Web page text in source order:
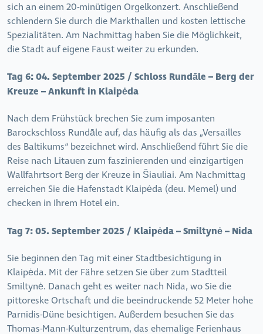
sich an einem 20-minütigen Orgelkonzert. Anschließend
schlendern Sie durch die Markthallen und kosten lettische
Spezialitäten. Am Nachmittag haben Sie die Möglichkeit,
die Stadt auf eigene Faust weiter zu erkunden.
Tag 6:04. September 2025 / Schloss Rundāle – Berg der
Kreuze – Ankunft in Klaipėda
Nach dem Frühstück brechen Sie zum imposanten
Barockschloss Rundāle auf, das häufig als das „Versailles
des Baltikums“ bezeichnet wird. Anschließend führt Sie die
Reise nach Litauen zum faszinierenden und einzigartigen
Wallfahrtsort Berg der Kreuze in Šiauliai. Am Nachmittag
erreichen Sie die Hafenstadt Klaipėda (deu. Memel) und
checken in Ihrem Hotel ein.
Tag 7:05. September 2025 / Klaipėda – Smiltynė – Nida
Sie beginnen den Tag mit einer Stadtbesichtigung in
Klaipėda. Mit der Fähre setzen Sie über zum Stadtteil
Smiltynė. Danach geht es weiter nach Nida, wo Sie die
pittoreske Ortschaft und die beeindruckende 52 Meter hohe
Parnidis-Düne besichtigen. Außerdem besuchen Sie das
Thomas-Mann-Kulturzentrum, das ehemalige Ferienhaus